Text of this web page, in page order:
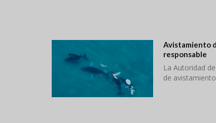
Avistamiento
responsable
La Autoridad
de